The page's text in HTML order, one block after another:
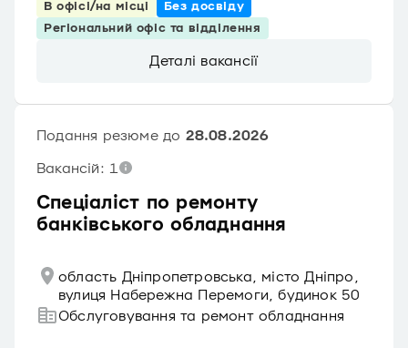
В офісі/на місці
Без досвіду
Регіональний офіс та відділення
Деталі вакансії
Спеціаліст по ремонту
банківського обладнання
Подання резюме до 28.08.2026
Вакансій: 1
область Дніпропетровська, місто Дніпро,
вулиця Набережна Перемоги, будинок 50
Обслуговування та ремонт обладнання